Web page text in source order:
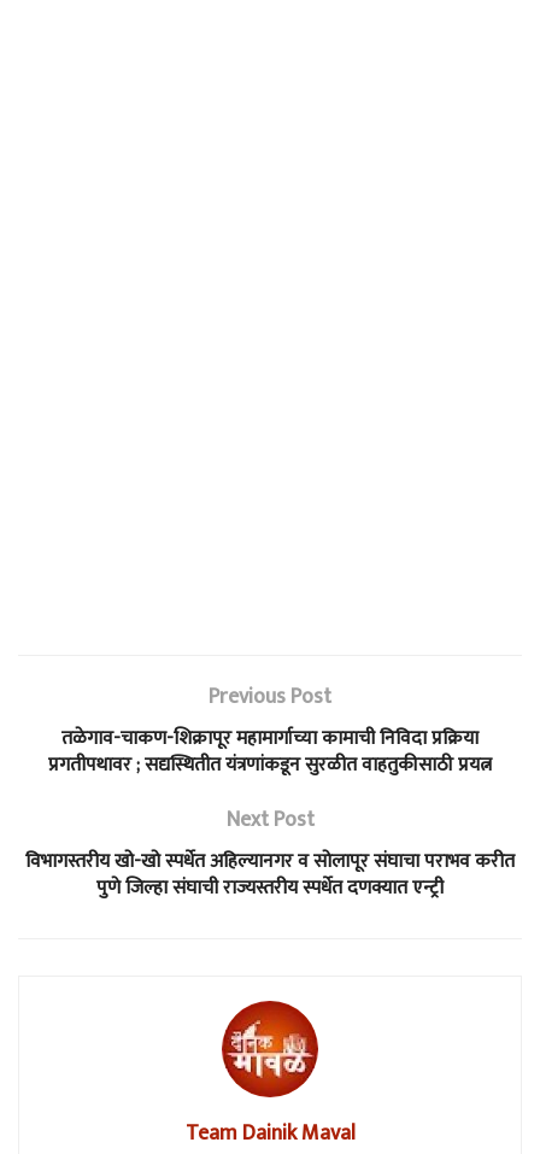
Previous Post
तळेगाव-चाकण-शिक्रापूर महामार्गाच्या कामाची निविदा प्रक्रिया
प्रगतीपथावर ; सद्यस्थितीत यंत्रणांकडून सुरळीत वाहतुकीसाठी प्रयत्न
Next Post
विभागस्तरीय खो-खो स्पर्धेत अहिल्यानगर व सोलापूर संघाचा पराभव करीत
पुणे जिल्हा संघाची राज्यस्तरीय स्पर्धेत दणक्यात एन्ट्री
Team Dainik Maval